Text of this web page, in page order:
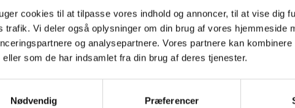
cookies til at tilpasse vores indhold og annoncer, til at vise dig
trafik. Vi deler også oplysninger om din brug af vores hjemmeside
og analysepartnere. Vores partnere kan
eller som de har indsamlet fra din brug af deres tjenester.
Nødvendig
Præferencer